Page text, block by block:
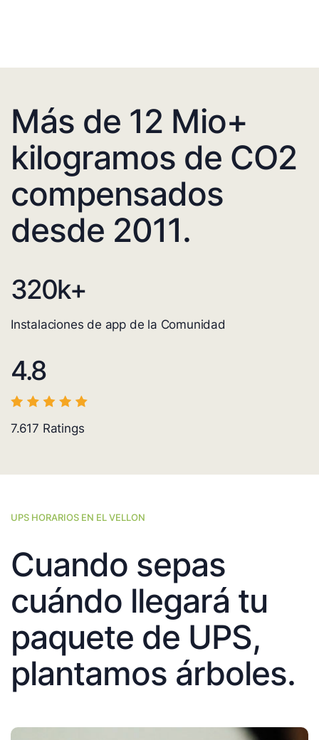
Más de 12 Mio+
kilogramos de CO2
compensados
desde 2011.
320k+
Instalaciones de app de la Comunidad
4.8
7.617 Ratings
UPS HORARIOS EN EL VELLON
Cuando sepas
cuándo llegará tu
paquete de UPS,
plantamos árboles.